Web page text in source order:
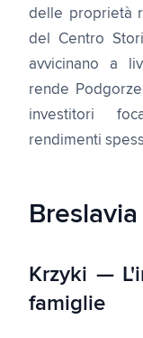
delle proprietà
del Centro
avvicinano a
rende
investitori
rendimenti
Krzyki —
famiglie